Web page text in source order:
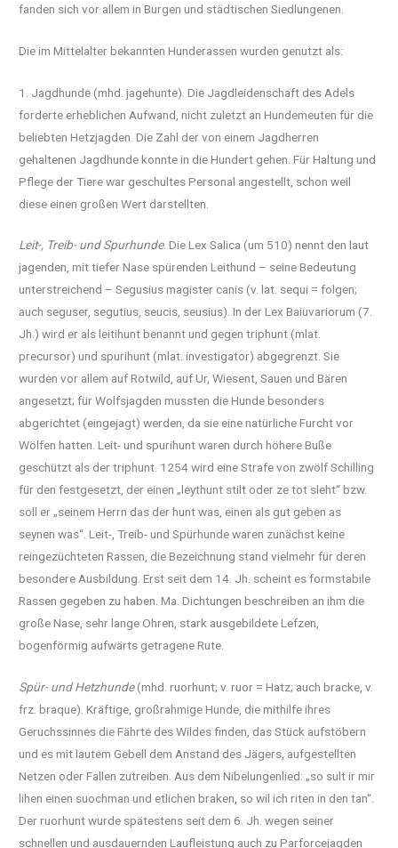
fanden sich vor allem in Burgen und städtischen Siedlungenen.
Die im Mittelalter bekannten Hunderassen wurden genutzt als:
1. Jagdhunde (mhd. jagehunte). Die Jagdleidenschaft des Adels
forderte erheblichen Aufwand, nicht zuletzt an Hundemeuten für die
beliebten Hetzjagden. Die Zahl der von einem Jagdherren
gehaltenen Jagdhunde konnte in die Hundert gehen. Für Haltung und
Pflege der Tiere war geschultes Personal angestellt, schon weil
diese einen großen Wert darstellten.
Leit-, Treib- und Spurhunde. Die Lex Salica (um 510) nennt den laut
jagenden, mit tiefer Nase spürenden Leithund – seine Bedeutung
unterstreichend – Segusius magister canis (v. lat. sequi = folgen;
auch seguser, segutius, seucis, seusius). In der Lex Baiuvariorum (7.
Jh.) wird er als leitihunt benannt und gegen triphunt (mlat.
precursor) und spurihunt (mlat. investigator) abgegrenzt. Sie
wurden vor allem auf Rotwild, auf Ur, Wiesent, Sauen und Bären
angesetzt; für Wolfsjagden mussten die Hunde besonders
abgerichtet (eingejagt) werden, da sie eine natürliche Furcht vor
Wölfen hatten. Leit- und spurihunt waren durch höhere Buße
geschützt als der triphunt. 1254 wird eine Strafe von zwölf Schilling
für den festgesetzt, der einen „leythunt stilt oder ze tot sleht“ bzw.
soll er „seinem Herrn das der hunt was, einen als gut geben as
seynen was“. Leit-, Treib- und Spürhunde waren zunächst keine
reingezüchteten Rassen, die Bezeichnung stand vielmehr für deren
besondere Ausbildung. Erst seit dem 14. Jh. scheint es formstabile
Rassen gegeben zu haben. Ma. Dichtungen beschreiben an ihm die
große Nase, sehr lange Ohren, stark ausgebildete Lefzen,
bogenförmig aufwärts getragene Rute.
Spür- und Hetzhunde(mhd. ruorhunt; v. ruor = Hatz; auch bracke, v.
frz. braque). Kräftige, großrahmige Hunde, die mithilfe ihres
Geruchssinnes die Fährte des Wildes finden, das Stück aufstöbern
und es mit lautem Gebell dem Anstand des Jägers, aufgestellten
Netzen oder Fallen zutreiben. Aus dem Nibelungenlied: „so sult ir mir
lihen einen suochman und etlichen braken, so wil ich riten in den tan“.
Der ruorhunt wurde spätestens seit dem 6. Jh. wegen seiner
schnellen und ausdauernden Laufleistung auch zu Parforcejagden